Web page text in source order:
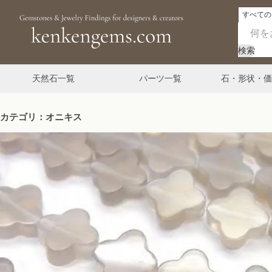
検索
天然石一覧 パーツ一覧 石・形状・
カテゴリ：オニキス